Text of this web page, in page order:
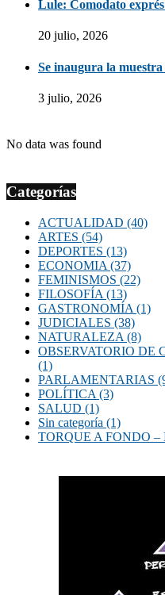
Lule: Comodato
20 julio, 2026
Se inaugura la
3 julio, 2026
No data was found
Categorías
ACTUALIDAD (40)
ARTES (54)
DEPORTES (13)
ECONOMIA (37)
FEMINISMOS (22)
FILOSOFÍA (13)
GASTRONOMÍA (1)
JUDICIALES (38)
NATURALEZA (8)
OBSERVATORIO DE
(1)
PARLAMENTARIAS
POLÍTICA (3)
SALUD (1)
Sin categoría (1)
TORQUE A FONDO